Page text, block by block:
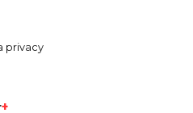
privacy